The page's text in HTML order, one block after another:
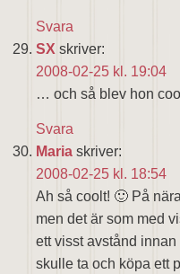
Svara
SX skriver:
2008-02-25 kl. 19:04
… och så blev hon
Svara
Maria skriver:
2008-02-25 kl. 18:54
Ah så coolt! 🙂 På
men det är som med
ett visst avstånd
skulle ta och köpa ett